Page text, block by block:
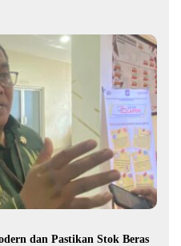
dan Pastikan Stok Beras